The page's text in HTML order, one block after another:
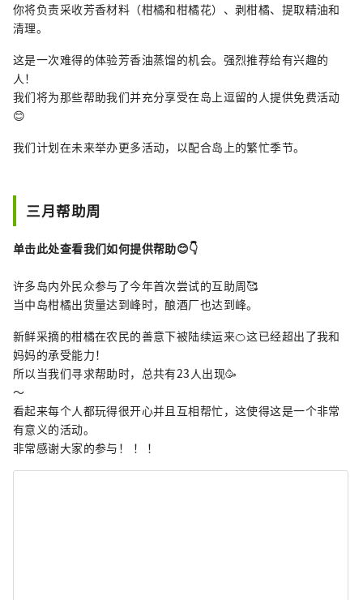
你将负责采收芳香材料（柑橘和柑橘花）、剥柑橘、提取精油和
清理。
这是一次难得的体验芳香油蒸馏的机会。强烈推荐给有兴趣的
人！
我们将为那些帮助我们并充分享受在岛上逗留的人提供免费活动
😊
我们计划在未来举办更多活动，以配合岛上的繁忙季节。
三月帮助周
单击此处查看我们如何提供帮助😊👇
许多岛内外民众参与了今年首次尝试的互助周🥰
当中岛柑橘出货量达到峰时，酿酒厂也达到峰。
新鲜采摘的柑橘在农民的善意下被陆续运来🍊这已经超出了我和
妈妈的承受能力！
所以当我们寻求帮助时，总共有23人出现🥳
～
看起来每个人都玩得很开心并且互相帮忙，这使得这是一个非常
有意义的活动。
非常感谢大家的参与！ ！ ！